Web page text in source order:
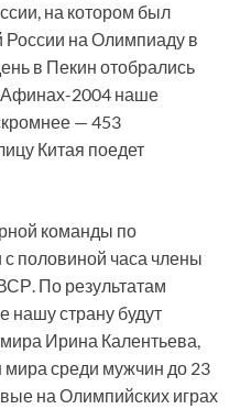
на котором был
России на Олимпиаду в
в Пекин отобрались
Афинах-2004 наше
— 453
Китая поедет
команды по
с половиной часа члены
По результатам
нашу страну будут
Ирина Калентьева,
среди мужчин до 23
на Олимпийских играх